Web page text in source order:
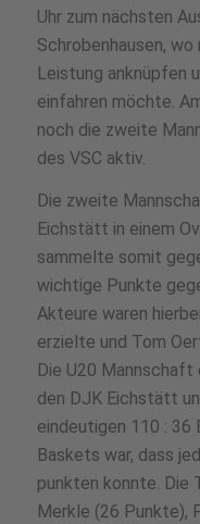
Uhr zum nächsten
Schrobenhausen, wo
Leistung anknüpfen
einfahren möchte.
noch die zweite
des VSC aktiv.
Die zweite
Eichstätt in einem
sammelte somit
wichtige Punkte
Akteure waren
erzielte und Tom
Die U20
den DJK Eichstätt
eindeutigen 110 : 36
Baskets war, dass
punkten konnte. Die
Merkle (26 Punkte),